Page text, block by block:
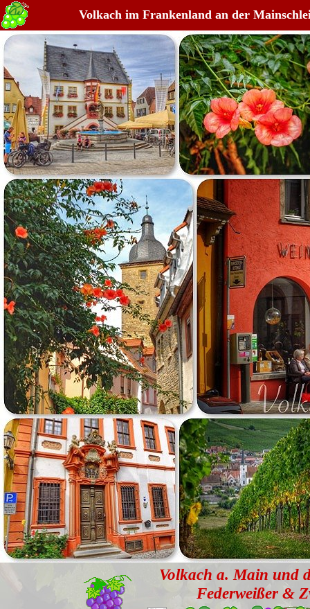
Volkach im Frankenland an der
Volkach a. Main und
Federweißer &